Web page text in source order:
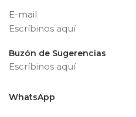
E-mail
Escríbinos aquí
Buzón de Sugerencias
Escríbinos aquí
WhatsApp